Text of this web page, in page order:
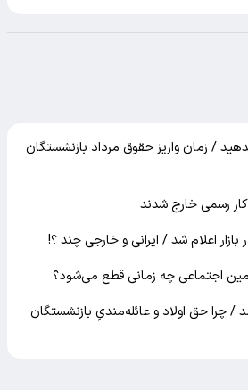
/ زمان واریز حقوق مرداد بازنشستگان
کار رسمی خارج شدند
اعلام شد / ایرانی و خارجی چند ؟!
اجتماعی چه زمانی قطع می‌شود؟
/ چرا حق اولاد و عائله‌مندیِ بازنشستگان